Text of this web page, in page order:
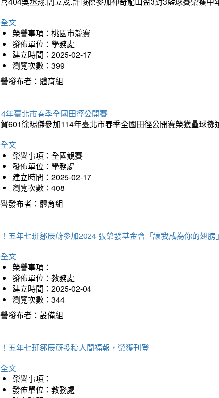
文
榮譽事項：桃園市競賽
發佈單位：學務處
建立時間：2025-02-17
瀏覽次數：399
發布者：體育組
年臺北市春季全國田徑公開賽
601徐晹傑參加114年臺北市春季全國田徑公開賽榮獲壘球擲
文
榮譽事項：全國競賽
發佈單位：學務處
建立時間：2025-02-17
瀏覽次數：408
發布者：體育組
五年七班鄒辰蔚參加2024 張榮發基金會「讓我成為你的翅
文
榮譽事項：
發佈單位：教務處
建立時間：2025-02-04
瀏覽次數：344
發布者：設備組
五年七班鄒辰蔚投稿人間福報，榮獲刊登
文
榮譽事項：
發佈單位：教務處